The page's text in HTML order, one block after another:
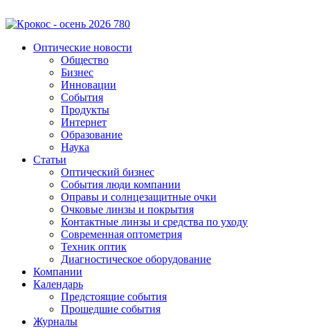
Оптические новости
Общество
Бизнес
Инновации
События
Продукты
Интернет
Образование
Наука
Статьи
Оптический бизнес
События люди компании
Оправы и солнцезащитные очки
Очковые линзы и покрытия
Контактные линзы и средства по уходу
Современная оптометрия
Техник оптик
Диагностическое оборудование
Компании
Календарь
Предстоящие события
Прошедшие события
Журналы